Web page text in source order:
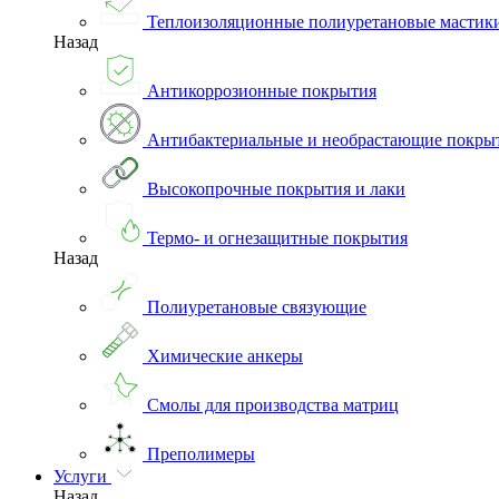
Теплоизоляционные полиуретановые
Назад
Антикоррозионные покрытия
Антибактериальные и необрастающие
Высокопрочные покрытия и лаки
Термо- и огнезащитные покрытия
Назад
Полиуретановые связующие
Химические анкеры
Смолы для производства матриц
Преполимеры
Услуги